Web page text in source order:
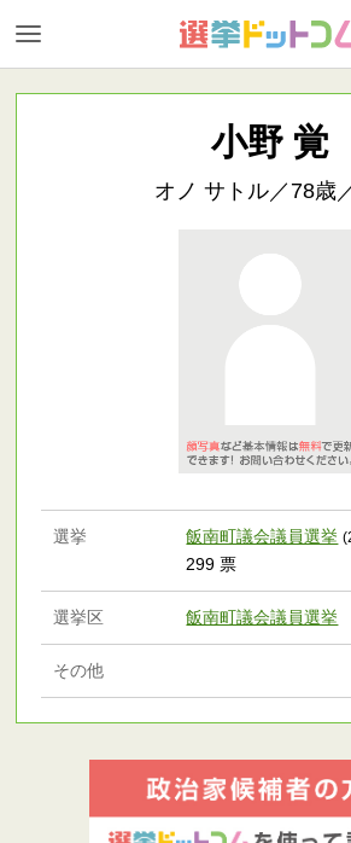
小野 覚
オノ サトル／78歳
選挙 飯南町議会議員選挙
299 票
選挙区 飯南町議会議員選挙
その他